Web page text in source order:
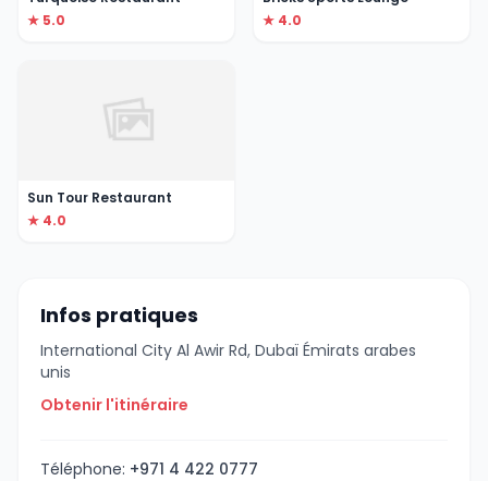
★ 5.0
★ 4.0
Sun Tour Restaurant
★ 4.0
Infos pratiques
International City Al Awir Rd, Dubaï Émirats arabes
unis
Obtenir l'itinéraire
Téléphone: +971 4 422 0777